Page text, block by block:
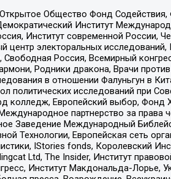
Общество Фонд
Институт
Институт современной России,
электоральных
Россия, Всемирный
Родники дракона, Врачи
в отношении Фалуньгун в
политических исследований при
колледж, Европейский выбор,
партнерство за права
Заведение Международный
Технологии, Европейская сеть
IStories fonds, Королевский
Ltd, The Insider, Институт
Институт Макдональда-